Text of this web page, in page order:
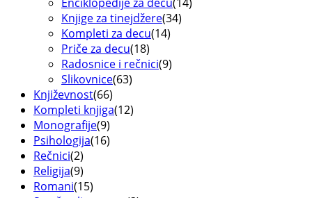
Knjige za tinejdžere(34)
Kompleti za decu(14)
Priče za decu(18)
Radosnice i rečnici(9)
Slikovnice(63)
Književnost(66)
Kompleti knjiga(12)
Monografije(9)
Psihologija(16)
Rečnici(2)
Religija(9)
Romani(15)